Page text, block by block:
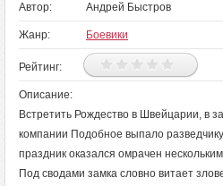
Автор: Андрей Быстров
Жанр: Боевики
Рейтинг:
Описание:
Встретить Рождество в Швейцарии, в
компании Подобное выпало
праздник оказался омрачен
Под сводами замка словно витает